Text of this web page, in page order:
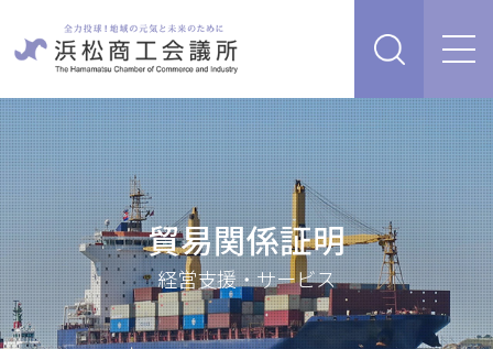
販路を開拓したい、新商品・サービス・技術を開発し
たい
人脈・ネットワークを広げたい
経営について相談したい（経営安定、専門家相談な
ど）
創業、事業承継について相談したい
経営支援・サービス
検定試験
セミナー・イベント情報
浜松商工会議所について
貿易関係証明
経営支援・サービス